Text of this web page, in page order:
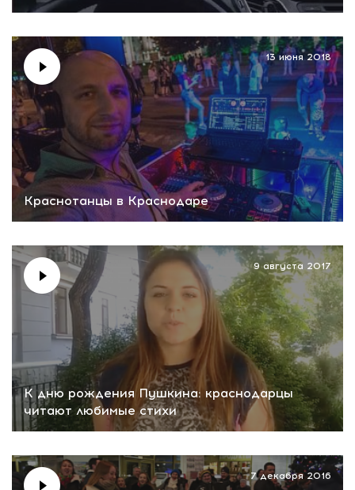
Краснотанцы в Краснодаре
13 июня 2018
К дню рождения Пушкина: краснодарцы
читают любимые стихи
9 августа 2017
7 декабря 2016